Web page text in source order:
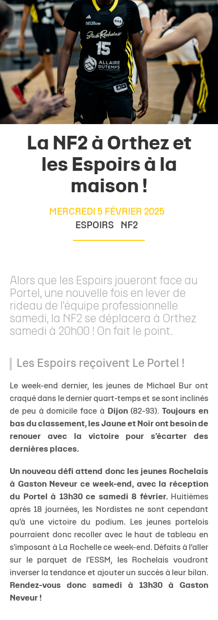
La NF2 à Orthez et
les Espoirs à la
maison !
MERCREDI 5 FÉVRIER 2025
ESPOIRS
NF2
Alors que les Espoirs joueront face au
Portel, une nouvelle fois en lever de
rideau de l'équipe professionnelle
samedi, la NF2 se déplacera à Orthez
samedi à 20h00 ! On fait le point.
Les Espoirs reçoivent Le Portel !
Le week-end dernier, les jeunes de Michael Bur ont
craqué dans le dernier quart-temps et se sont inclinés
de peu à domicile face à
Dijon(82-93).
Toujours en
bas du classement, les Jaune et Noir ont besoin de
renouer avec la victoire pour s’écarter des
dernières places.
Un nouveau défi attend donc les jeunes Rochelais
à Gaston Neveur ce week-end, avec la réception
du Portel à 13h30 ce samedi 8 février.Huitièmes
après 18 journées, les Nordistes ne sont cependant
qu'à une victoire du podium. Les jeunes portelois
pourraient donc recoller avec le haut de tableau en
s'imposant à La Rochelle ce week-end. Défaits à l’aller
sur le parquet de l'ESSM, les Rochelais voudront
inverser la tendance et ajouter un succès à leur bilan.
Rendez-vous donc samedi à 13h30 à Gaston
Neveur !